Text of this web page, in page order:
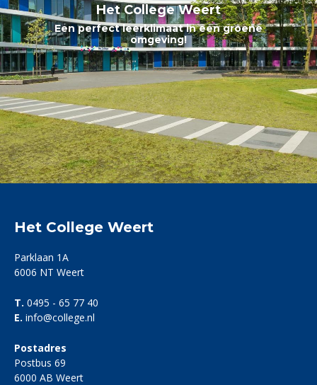
Het College Weert
Een perfect leerklimaat in een groene
omgeving!
Het College Weert
Samen leren met plezier!
Het College Weert
Parklaan 1A
6006 NT Weert
T. 0495 - 65 77 40
E. info@college.nl
Postadres
Postbus 69
6000 AB Weert